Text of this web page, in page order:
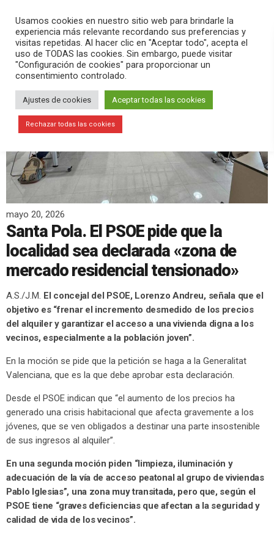
search menu pause PLAY
mayo 20, 2026
Santa Pola. El PSOE pide que la
localidad sea declarada «zona de
mercado residencial tensionado»
A.S./J.M. El concejal del PSOE, Lorenzo Andreu, señala que el
objetivo es “frenar el incremento desmedido de los precios
del alquiler y garantizar el acceso a una vivienda digna a los
vecinos, especialmente a la población joven”.
En la moción se pide que la petición se haga a la Generalitat
Valenciana, que es la que debe aprobar esta declaración.
Desde el PSOE indican que “el aumento de los precios ha
generado una crisis habitacional que afecta gravemente a los
jóvenes, que se ven obligados a destinar una parte insostenible
de sus ingresos al alquiler”.
En una segunda moción piden “limpieza, iluminación y
adecuación de la vía de acceso peatonal al grupo de viviendas
Pablo Iglesias”, una zona muy transitada, pero que, según el
PSOE tiene “graves deficiencias que afectan a la seguridad y
calidad de vida de los vecinos”.
Usamos cookies en nuestro sitio web para brindarle la
experiencia más relevante recordando sus preferencias y
visitas repetidas. Al hacer clic en "Aceptar todo", acepta el
uso de TODAS las cookies. Sin embargo, puede visitar
"Configuración de cookies" para proporcionar un
consentimiento controlado.
Ajustes de cookies Aceptar todas las cookies
Rechazar todas las cookies